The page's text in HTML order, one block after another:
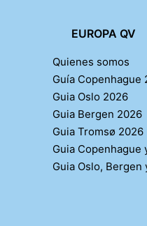
EUROPA QV
Quienes somos
Guía Copenhague
Guia Oslo 2026
Guia Bergen 2026
Guia Tromsø 2026
Guia Copenhague
Guia Oslo, Bergen